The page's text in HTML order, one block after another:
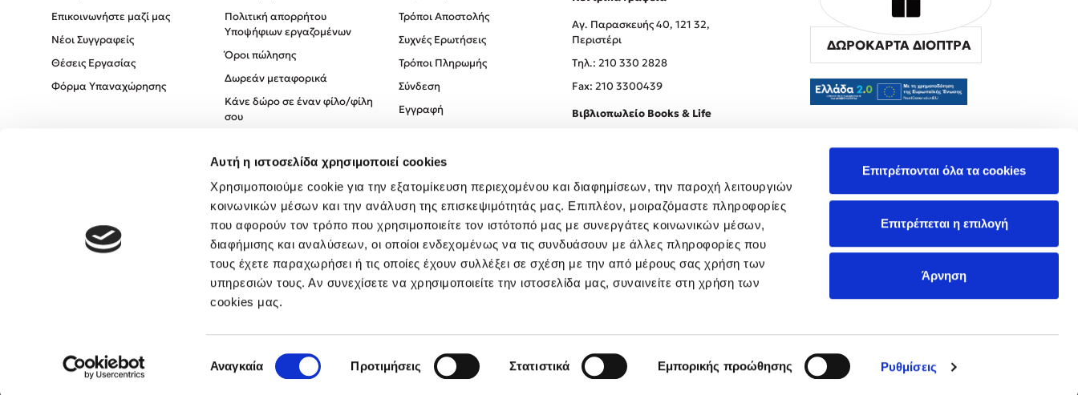
Αυτή η ιστοσελίδα χρησιμοποιεί cookies
Χρησιμοποιούμε cookie για την εξατομίκευση περιεχομένου και διαφημίσεων, την παροχή λειτουργιών
κοινωνικών μέσων και την ανάλυση της επισκεψιμότητάς μας. Επιπλέον, μοιραζόμαστε πληροφορίες
που αφορούν τον τρόπο που χρησιμοποιείτε τον ιστότοπό μας με συνεργάτες κοινωνικών μέσων,
διαφήμισης και αναλύσεων, οι οποίοι ενδεχομένως να τις συνδυάσουν με άλλες πληροφορίες που
τους έχετε παραχωρήσει ή τις οποίες έχουν συλλέξει σε σχέση με την από μέρους σας χρήση των
υπηρεσιών τους. Αν συνεχίσετε να χρησιμοποιείτε την ιστοσελίδα μας, συναινείτε στη χρήση των
cookies μας.
συγκατάθεσης
Αναγκαία Προτιμήσεις Στατιστικά Εμπορικής προώθησης Ρυθμίσεις
Επιτρέπονται όλα τα cookies
Επιτρέπεται η επιλογή
Άρνηση
Επικοινωνήστε μαζί μας
Νέοι Συγγραφείς
Θέσεις Εργασίας
Φόρμα Υπαναχώρησης
Πολιτική απορρήτου
Υποψήφιων εργαζομένων
Όροι πώλησης
Δωρεάν μεταφορικά
Κάνε δώρο σε έναν φίλο/φίλη
σου
Πολιτική Απορρήτου
Όροι χρήσης
Τρόποι Αποστολής
Συχνές Ερωτήσεις
Τρόποι Πληρωμής
Σύνδεση
Εγγραφή
Αγ. Παρασκευής 40, 121 32,
Περιστέρι
Tηλ.: 210 330 2828
Fax: 210 3300439
Βιβλιοπωλείο Books & Life
ΔΩΡΟΚΑΡΤΑ ΔΙΟΠΤΡΑ
Created by Powered by